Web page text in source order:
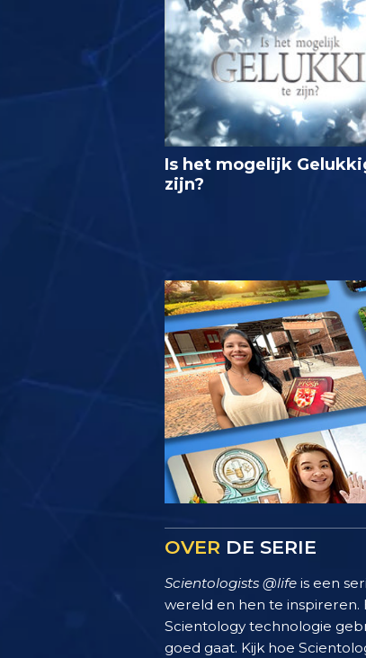
Is het mogelijk
zijn?
OVER DE SERIE
Scientologists @life is een
wereld en hen te
Scientology technologie
goed gaat. Kijk hoe